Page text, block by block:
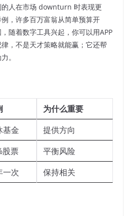
的人在市场 downturn 时表现更
，许多百万富翁从简单预算开
随着数字工具兴起，你可以用APP
，不是天才策略就能赢；它还帮
。
为什么重要
基金
提供方向
股票
平衡风险
一次 保持相关